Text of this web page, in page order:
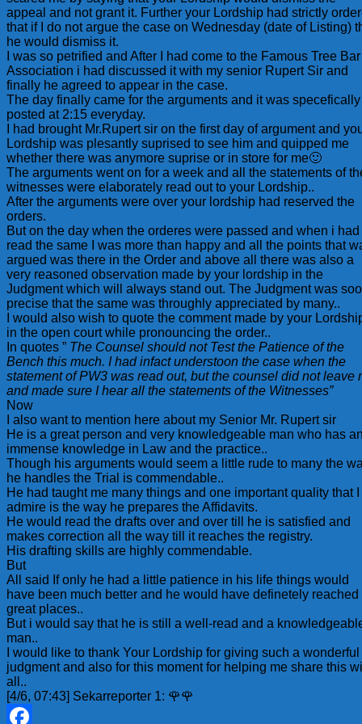
appeal and not grant it. Further your Lordship had strictly
that if I do not argue the case on Wednesday (date of Listing)
he would dismiss it.
I was so petrified and After I had come to the Famous Tree Bar
Association i had discussed it with my senior Rupert Sir and
finally he agreed to appear in the case.
The day finally came for the arguments and it was specefically
posted at 2:15 everyday.
I had brought Mr.Rupert sir on the first day of argument and
Lordship was plesantly suprised to see him and quipped me
whether there was anymore suprise or in store for me🙂
The arguments went on for a week and all the statements of
witnesses were elaborately read out to your Lordship..
After the arguments were over your lordship had reserved the
orders.
But on the day when the orderes were passed and when i had
read the same I was more than happy and all the points that
argued was there in the Order and above all there was also a
very reasoned observation made by your lordship in the
Judgment which will always stand out. The Judgment was soo
precise that the same was throughly appreciated by many..
I would also wish to quote the comment made by your
in the open court while pronouncing the order..
In quotes ” The Counsel should not Test the Patience of the
Bench this much. I had infact understoon the case when the
statement of PW3 was read out, but the counsel did not leave
and made sure I hear all the statements of the Witnesses”
Now
I also want to mention here about my Senior Mr. Rupert sir
He is a great person and very knowledgeable man who has
immense knowledge in Law and the practice..
Though his arguments would seem a little rude to many the
he handles the Trial is commendable..
He had taught me many things and one important quality that I
admire is the way he prepares the Affidavits.
He would read the drafts over and over till he is satisfied and
makes correction all the way till it reaches the registry.
His drafting skills are highly commendable.
But
All said If only he had a little patience in his life things would
have been much better and he would have definetely reached
great places..
But i would say that he is still a well-read and a
man..
I would like to thank Your Lordship for giving such a wonderful
judgment and also for this moment for helping me share this
all..
[4/6, 07:43] Sekarreporter 1: 🌹🌹